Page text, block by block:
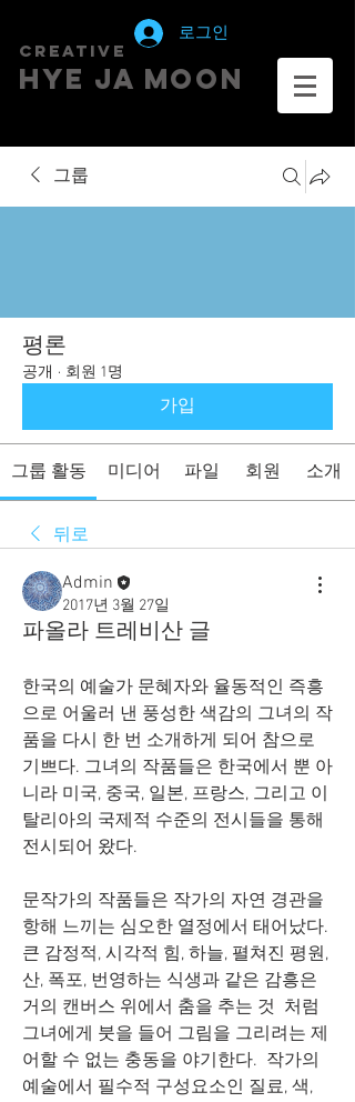
creative
HYE JA​ MOON
로그인
그룹
평론
공개 · 회원 1명
가입
그룹 활동 미디어 파일 회원 소개
뒤로
Admin
2017년 3월 27일
파올라 트레비산 글
한국의 예술가 문혜자와 율동적인 즉흥
으로 어울러 낸 풍성한 색감의 그녀의 작
품을 다시 한 번 소개하게 되어 참으로
기쁘다. 그녀의 작품들은 한국에서 뿐 아
니라 미국, 중국, 일본, 프랑스, 그리고 이
탈리아의 국제적 수준의 전시들을 통해
전시되어 왔다.
문작가의 작품들은 작가의 자연 경관을
항해 느끼는 심오한 열정에서 태어났다.
큰 감정적, 시각적 힘, 하늘, 펼쳐진 평원,
산, 폭포, 번영하는 식생과 같은 감흥은
거의 캔버스 위에서 춤을 추는 것  처럼
그녀에게 붓을 들어 그림을 그리려는 제
어할 수 없는 충동을 야기한다.  작가의
예술에서 필수적 구성요소인 질료, 색,